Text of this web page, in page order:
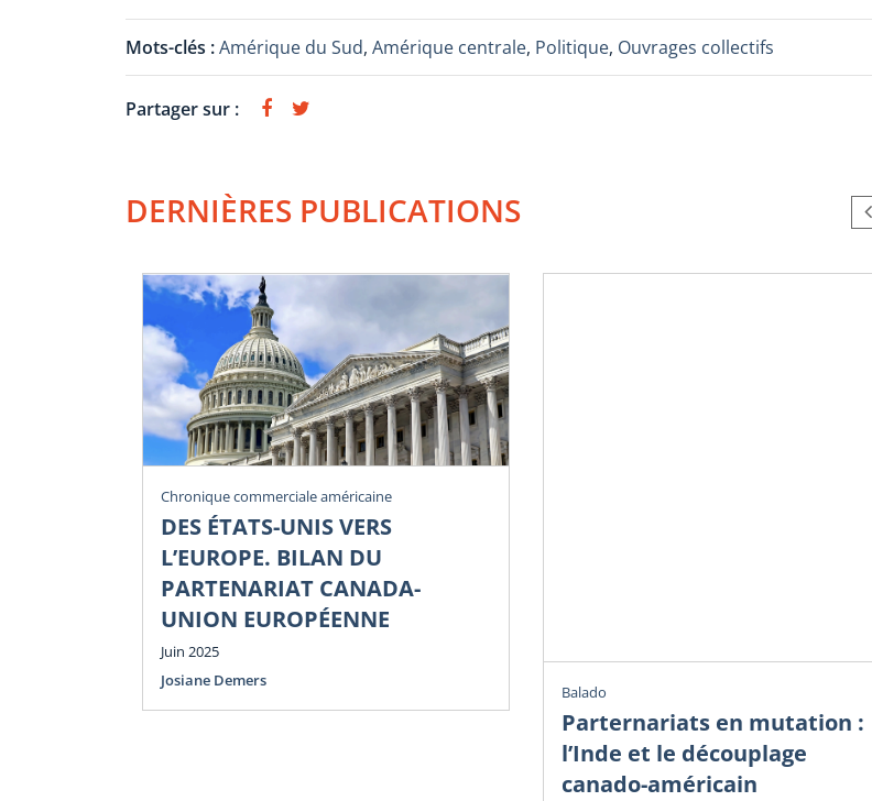
Mots-clés :Amérique du Sud, Amérique centrale, Politique, Ouvrages collectifs
Partager sur :
DERNIÈRES PUBLICATIONS
Chronique commerciale américaine
DES ÉTATS-UNIS VERS
L’EUROPE. BILAN DU
PARTENARIAT CANADA-
UNION EUROPÉENNE
Juin 2025
Josiane Demers
Balado
Parternariats en mutation :
l’Inde et le découplage
canado-américain